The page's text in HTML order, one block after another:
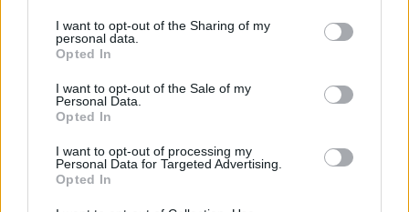
I want to opt-out of the Sharing of my
personal data.
Opted In
I want to opt-out of the Sale of my
Personal Data.
Opted In
I want to opt-out of processing my
Personal Data for Targeted Advertising.
Opted In
Ροή ειδήσεων Δημοφιλή
Καύσωνας στο γραφείο: Πόσο μπορεί να χαλαρώσει το
dress code